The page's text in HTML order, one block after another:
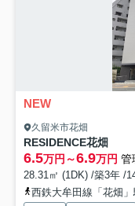
NEW
久留米市花畑
RESIDENCE花畑
6.5万円～6.9万円 管
28.31㎡ (1DK) /築3年 /
西鉄大牟田線「花畑